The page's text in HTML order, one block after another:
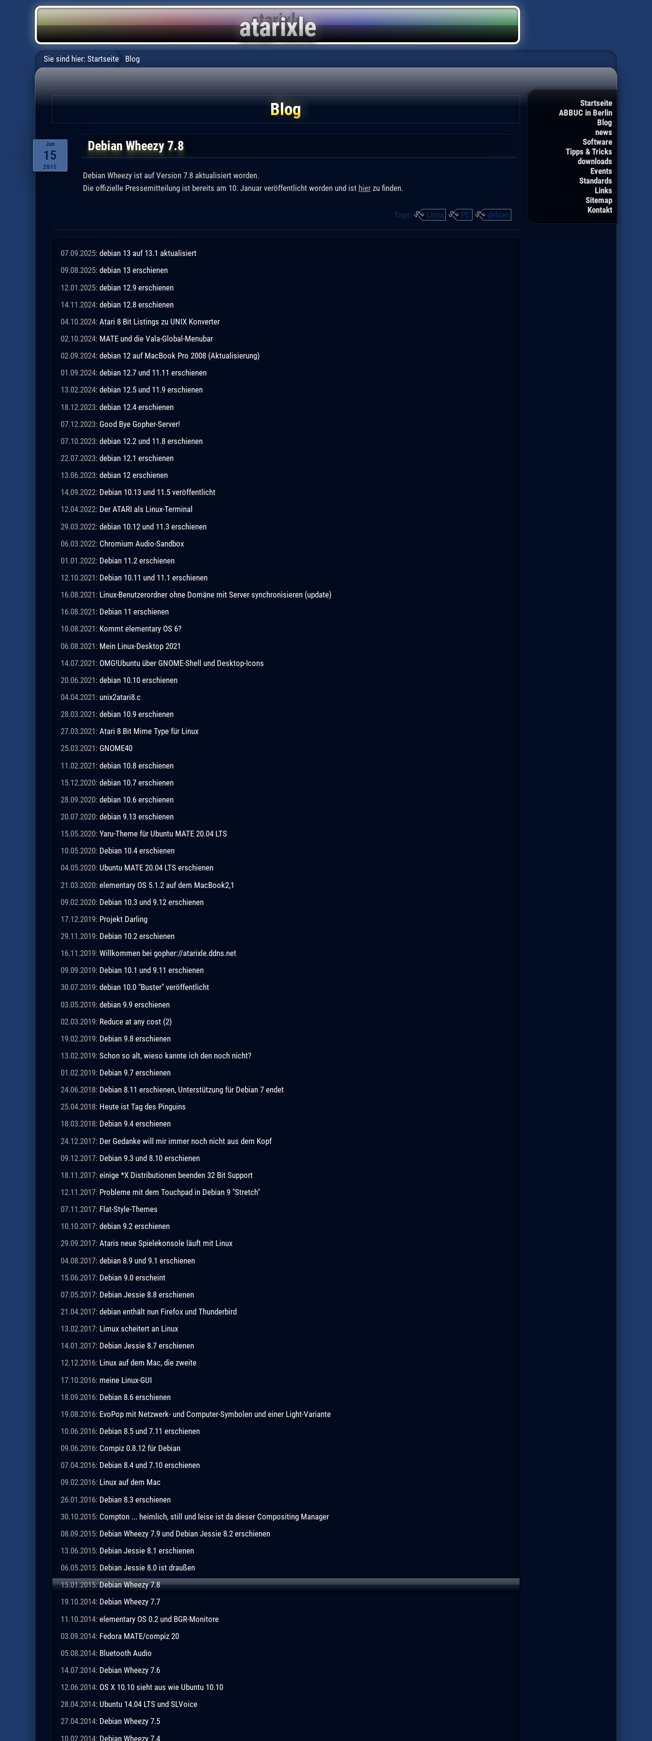
Startseite
ABBUC in Berlin
Blog
news
Software
Tipps & Tricks
downloads
Events
Standards
Links
Sitemap
Kontakt
Sie sind hier: Startseite Blog
Blog
Jan
15
2015
Debian Wheezy 7.8
Debian Wheezy ist auf Version 7.8 aktualisiert worden.
Die offizielle Pressemitteilung ist bereits am 10. Januar veröffentlicht worden und ist hierzu finden.
Tags: Linux PC debian
07.09.2025: debian 13 auf 13.1 aktualisiert
09.08.2025: debian 13 erschienen
12.01.2025: debian 12.9 erschienen
14.11.2024: debian 12.8 erschienen
04.10.2024: Atari 8 Bit Listings zu UNIX Konverter
02.10.2024: MATE und die Vala-Global-Menubar
02.09.2024: debian 12 auf MacBook Pro 2008 (Aktualisierung)
01.09.2024: debian 12.7 und 11.11 erschienen
13.02.2024: debian 12.5 und 11.9 erschienen
18.12.2023: debian 12.4 erschienen
07.12.2023: Good Bye Gopher-Server!
07.10.2023: debian 12.2 und 11.8 erschienen
22.07.2023: debian 12.1 erschienen
13.06.2023: debian 12 erschienen
14.09.2022: Debian 10.13 und 11.5 veröffentlicht
12.04.2022: Der ATARI als Linux-Terminal
29.03.2022: debian 10.12 und 11.3 erschienen
06.03.2022: Chromium Audio-Sandbox
01.01.2022: Debian 11.2 erschienen
12.10.2021: Debian 10.11 und 11.1 erschienen
16.08.2021: Linux-Benutzerordner ohne Domäne mit Server synchronisieren (update)
16.08.2021: Debian 11 erschienen
10.08.2021: Kommt elementary OS 6?
06.08.2021: Mein Linux-Desktop 2021
14.07.2021: OMG!Ubuntu über GNOME-Shell und Desktop-Icons
20.06.2021: debian 10.10 erschienen
04.04.2021: unix2atari8.c
28.03.2021: debian 10.9 erschienen
27.03.2021: Atari 8 Bit Mime Type für Linux
25.03.2021: GNOME40
11.02.2021: debian 10.8 erschienen
15.12.2020: debian 10.7 erschienen
28.09.2020: debian 10.6 erschienen
20.07.2020: debian 9.13 erschienen
15.05.2020: Yaru-Theme für Ubuntu MATE 20.04 LTS
10.05.2020: Debian 10.4 erschienen
04.05.2020: Ubuntu MATE 20.04 LTS erschienen
21.03.2020: elementary OS 5.1.2 auf dem MacBook2,1
09.02.2020: Debian 10.3 und 9.12 erschienen
17.12.2019: Projekt Darling
29.11.2019: Debian 10.2 erschienen
16.11.2019: Willkommen bei gopher://atarixle.ddns.net
09.09.2019: Debian 10.1 und 9.11 erschienen
30.07.2019: debian 10.0 "Buster" veröffentlicht
03.05.2019: debian 9.9 erschienen
02.03.2019: Reduce at any cost (2)
19.02.2019: Debian 9.8 erschienen
13.02.2019: Schon so alt, wieso kannte ich den noch nicht?
01.02.2019: Debian 9.7 erschienen
24.06.2018: Debian 8.11 erschienen, Unterstützung für Debian 7 endet
25.04.2018: Heute ist Tag des Pinguins
18.03.2018: Debian 9.4 erschienen
24.12.2017: Der Gedanke will mir immer noch nicht aus dem Kopf
09.12.2017: Debian 9.3 und 8.10 erschienen
18.11.2017: einige *X Distributionen beenden 32 Bit Support
12.11.2017: Probleme mit dem Touchpad in Debian 9 "Stretch"
07.11.2017: Flat-Style-Themes
10.10.2017: debian 9.2 erschienen
29.09.2017: Ataris neue Spielekonsole läuft mit Linux
04.08.2017: debian 8.9 und 9.1 erschienen
15.06.2017: Debian 9.0 erscheint
07.05.2017: Debian Jessie 8.8 erschienen
21.04.2017: debian enthält nun Firefox und Thunderbird
13.02.2017: Limux scheitert an Linux
14.01.2017: Debian Jessie 8.7 erschienen
12.12.2016: Linux auf dem Mac, die zweite
17.10.2016: meine Linux-GUI
18.09.2016: Debian 8.6 erschienen
19.08.2016: EvoPop mit Netzwerk- und Computer-Symbolen und einer Light-Variante
10.06.2016: Debian 8.5 und 7.11 erschienen
09.06.2016: Compiz 0.8.12 für Debian
07.04.2016: Debian 8.4 und 7.10 erschienen
09.02.2016: Linux auf dem Mac
26.01.2016: Debian 8.3 erschienen
30.10.2015: Compton ... heimlich, still und leise ist da dieser Compositing Manager
08.09.2015: Debian Wheezy 7.9 und Debian Jessie 8.2 erschienen
13.06.2015: Debian Jessie 8.1 erschienen
06.05.2015: Debian Jessie 8.0 ist draußen
15.01.2015:Debian Wheezy 7.8
19.10.2014: Debian Wheezy 7.7
11.10.2014: elementary OS 0.2 und BGR-Monitore
03.09.2014: Fedora MATE/compiz 20
05.08.2014: Bluetooth Audio
14.07.2014: Debian Wheezy 7.6
12.06.2014: OS X 10.10 sieht aus wie Ubuntu 10.10
28.04.2014: Ubuntu 14.04 LTS und SLVoice
27.04.2014: Debian Wheezy 7.5
10.02.2014: Debian Wheezy 7.4